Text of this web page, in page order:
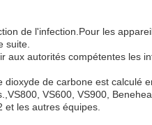
de l'infection.Pour les
suite.
aux autorités compétentes les
dioxyde de carbone est calculé
VS600, VS900,
et les autres équipes.